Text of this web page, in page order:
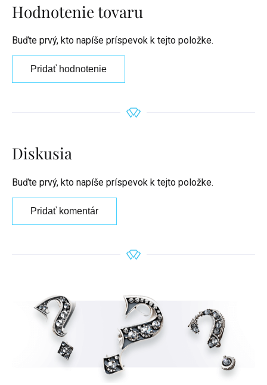
Hodnotenie tovaru
Buďte prvý, kto napíše príspevok k tejto položke.
Pridať hodnotenie
Diskusia
Buďte prvý, kto napíše príspevok k tejto položke.
Pridať komentár